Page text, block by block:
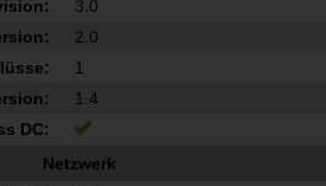
3.0
2.0
1
1.4
DC:
Netzwerk